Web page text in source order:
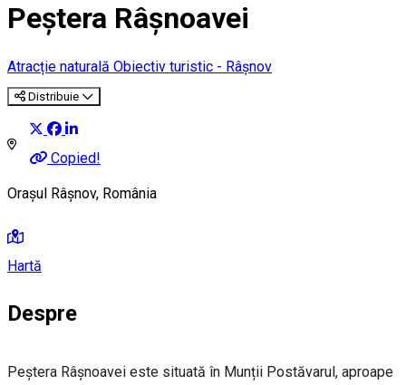
Peştera Râşnoavei
Atracție naturală Obiectiv turistic - Râșnov
Distribuie
Copied!
Orașul Râșnov, România
Hartă
Despre
Peștera Râșnoavei este situată în Munții Postăvarul, aproape